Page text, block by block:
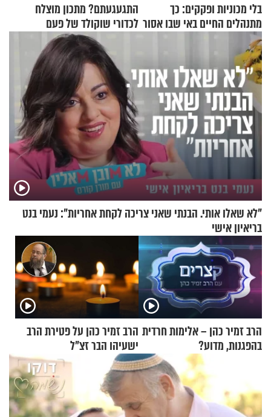
בלי מכוניות ופקקים: כך
מתנהלים החיים באי שבו אסור
לנהוג כבר יותר מ-120 שנה
התגעגעתם? מתכון מוצלח
לכדורי שוקולד של פעם
"לא שאלו אותי. הבנתי שאני צריכה לקחת אחריות": נעמי בנט
בריאיון אישי
הרב זמיר כהן – אלימות חרדית
בהפגנות, מדוע?
הרב זמיר כהן על פטירת הרב
ישעיהו הבר זצ"ל